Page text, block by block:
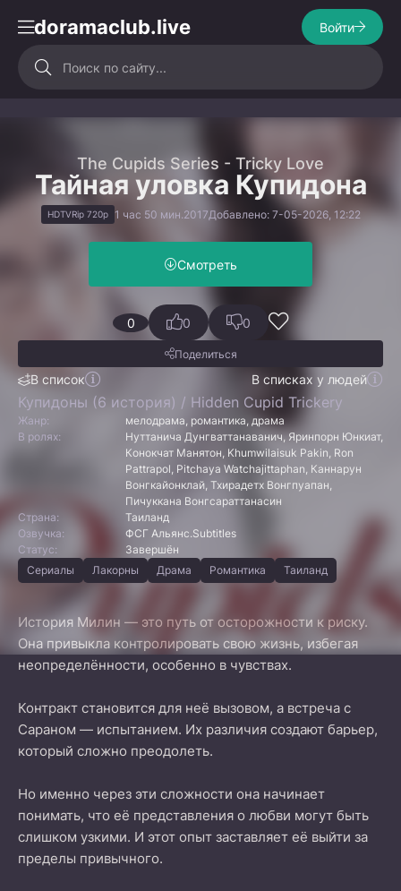
doramaclub.live Войти
The Cupids Series - Tricky Love
Тайная уловка Купидона
HDTVRip 720p 1 час 50 мин. 2017Добавлено: 7-05-2026, 12:22
Смотреть
0
В список В списках у людей
0 0
Поделиться
Купидоны (6 история) / Hidden Cupid Trickery
Жанр:
мелодрама, романтика, драма
В ролях:
Нуттанича Дунгваттанаванич, Яринпорн Юнкиат,
Конокчат Манятон, Khumwilaisuk Pakin, Ron
Pattrapol, Pitchaya Watchajittaphan, Каннарун
Вонгкайонклай, Тхирадетх Вонгпуапан,
Пичуккана Вонгсараттанасин
Страна:
Таиланд
Озвучка:
ФСГ Альянс.Subtitles
Статус:
Завершён
Сериалы
Лакорны Драма Романтика Таиланд
История Милин — это путь от осторожности к риску.
Она привыкла контролировать свою жизнь, избегая
неопределённости, особенно в чувствах.
Контракт становится для неё вызовом, а встреча с
Сараном — испытанием. Их различия создают барьер,
который сложно преодолеть.
Но именно через эти сложности она начинает
понимать, что её представления о любви могут быть
слишком узкими. И этот опыт заставляет её выйти за
пределы привычного.